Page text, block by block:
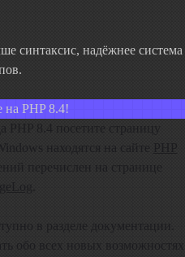
синтаксис, надёжнее система
на PHP 8.4!
PHP 8.4 посетите страницу
находятся на сайте
PHP
перечислен на странице
в разделе документации.
обо всех новых возможностях